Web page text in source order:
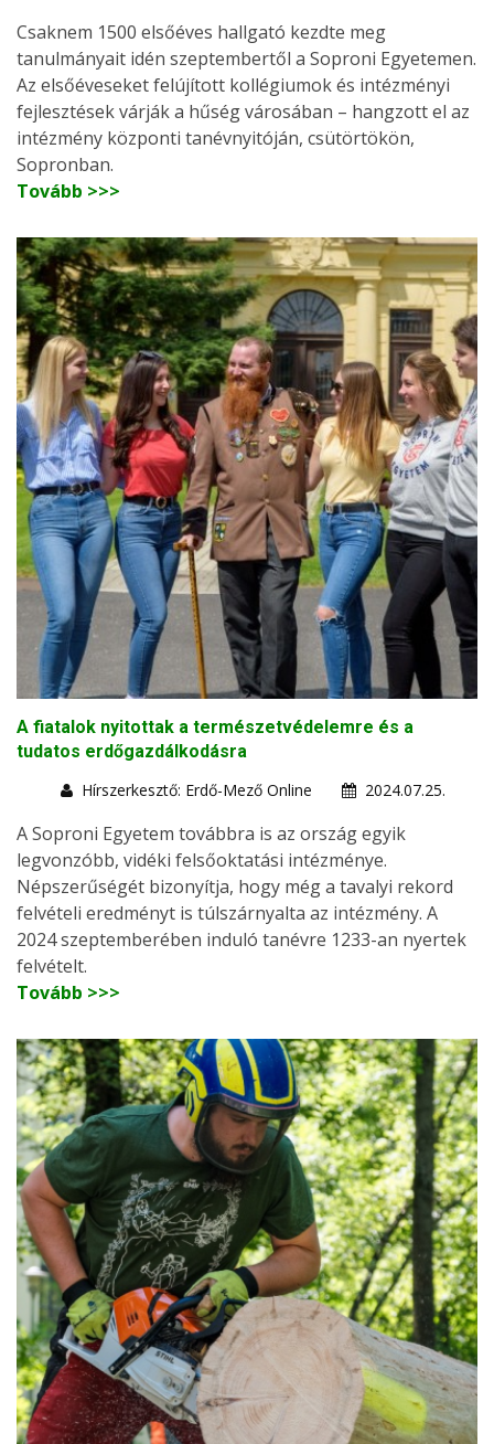
Csaknem 1500 elsőéves hallgató kezdte meg
tanulmányait idén szeptembertől a Soproni Egyetemen.
Az elsőéveseket felújított kollégiumok és intézményi
fejlesztések várják a hűség városában – hangzott el az
intézmény központi tanévnyitóján, csütörtökön,
Sopronban.
Tovább >>>
A fiatalok nyitottak a természetvédelemre és a
tudatos erdőgazdálkodásra
Hírszerkesztő: Erdő-Mező Online
2024.07.25.
A Soproni Egyetem továbbra is az ország egyik
legvonzóbb, vidéki felsőoktatási intézménye.
Népszerűségét bizonyítja, hogy még a tavalyi rekord
felvételi eredményt is túlszárnyalta az intézmény. A
2024 szeptemberében induló tanévre 1233-an nyertek
felvételt.
Tovább >>>